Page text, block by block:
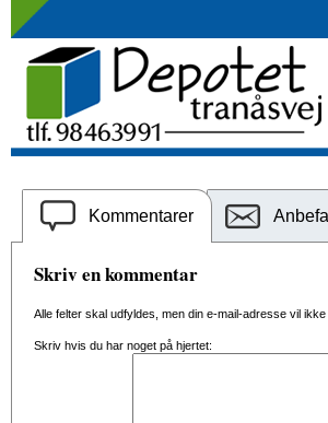
Kommentarer
Skriv en kommentar
Alle felter skal udfyldes, men din e-mail-adresse vil ikke
Skriv hvis du har noget på hjertet: